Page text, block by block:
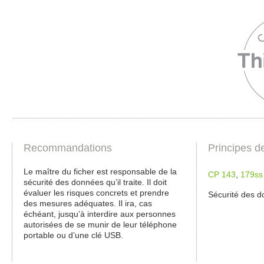
Recommandations
Le maître du ficher est responsable de la
sécurité des données qu’il traite. Il doit
évaluer les risques concrets et prendre
des mesures adéquates. Il ira, cas
échéant, jusqu’à interdire aux personnes
autorisées de se munir de leur téléphone
portable ou d’une clé USB.
Principes
CP 143 179ss
Sécurité des